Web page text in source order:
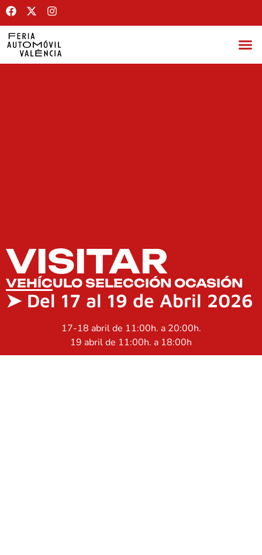
VISITAR
VEHÍCULO SELECCIÓN OCASIÓN
➤ Del 17 al 19 de Abril 2026
17-18 abril de 11:00h. a 20:00h.
19 abril de 11:00h. a 18:00h